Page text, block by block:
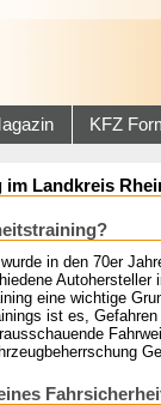
KFZ
Landkreis
in den 70er
eine wichtige
ist es,